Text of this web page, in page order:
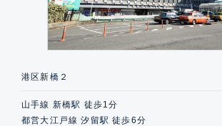
港区新橋２
山手線 新橋駅 徒歩1分
都営大江戸線 汐留駅 徒歩6分